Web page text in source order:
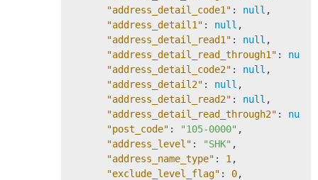
"address_detail_code1" : null ,
"address_detail1" : null ,
"address_detail_read1" : null ,
"address_detail_read_through1" : null
"address_detail_code2" : null ,
"address_detail2" : null ,
"address_detail_read2" : null ,
"address_detail_read_through2" : null
"post_code" : "105-0000" ,
"address_level" : "SHK" ,
"address_name_type" : 1 ,
"exclude_level_flag" : 0,